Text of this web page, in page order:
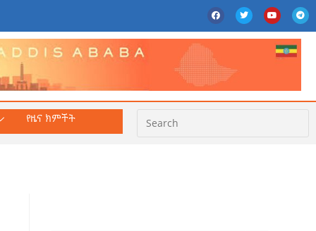
የዜና ክምችት